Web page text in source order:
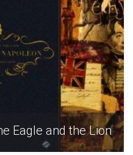
Eagle and the Lion